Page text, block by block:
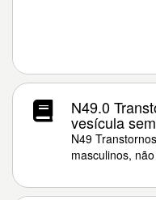
N49.0
vesícula
N49
masculinos,